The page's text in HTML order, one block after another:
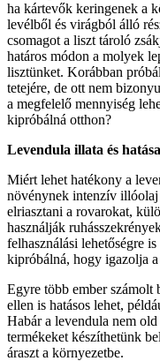
ha kártevők keringenek a
levélből és virágból álló
csomagot a liszt tároló
határos módon a molyek
lisztünket. Korábban
tetejére, de ott nem
a megfelelő mennyiség
kipróbálná otthon?
Levendula illata és hatása
Miért lehet hatékony a
növénynek intenzív illóolaj
elriasztani a rovarokat,
használják
felhasználási lehetőségre
kipróbálná, hogy igazolja
Egyre több ember számolt
ellen is hatásos lehet,
Habár a levendula nem
termékeket készíthetünk
áraszt a környezetbe.